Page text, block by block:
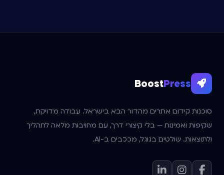
BoostPress
סוכנות קידום אתרים מהדור הבא בישראל. עבודה מדויקת,
שקיפות ואמינות — בלי קיצורי דרך, עם מחויבות מלאה לתהליך
ולתוצאות. שולטים בגוגל, מככבים ב-AI.